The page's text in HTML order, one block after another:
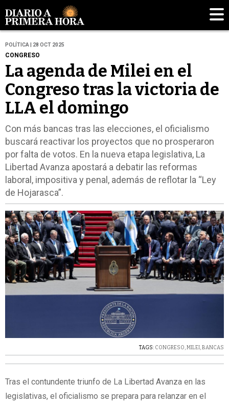
POLÍTICA | 28 OCT 2025
CONGRESO
La agenda de Milei en el
Congreso tras la victoria de
LLA el domingo
Con más bancas tras las elecciones, el oficialismo
buscará reactivar los proyectos que no prosperaron
por falta de votos. En la nueva etapa legislativa, La
Libertad Avanza apostará a debatir las reformas
laboral, impositiva y penal, además de reflotar la “Ley
de Hojarasca”.
TAGS: CONGRESO,MILEI,BANCAS
Tras el contundente triunfo de La Libertad Avanza en las
legislativas, el oficialismo se prepara para relanzar en el